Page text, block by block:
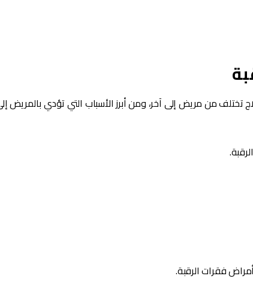
تختلف من مريض إلى آخر، ومن أبرز الأسباب التي تؤدي بالمريض
فقرات الرقبة.